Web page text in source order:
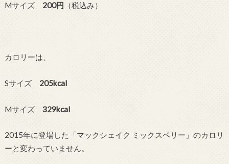
Mサイズ 200円 （税込み）
カロリーは、
Sサイズ 205kcal
Mサイズ 329kcal
2015年に登場した「マックシェイク ミックスベリー」のカロリ
ーと変わっていません。